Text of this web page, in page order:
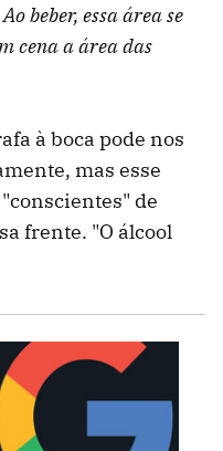
beber, essa área se
cena a área das
à boca pode nos
mas esse
de
frente. "O álcool